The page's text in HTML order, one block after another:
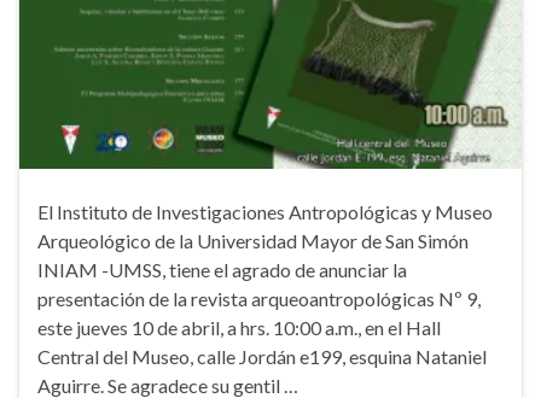
El Instituto de Investigaciones Antropológicas y Museo
Arqueológico de la Universidad Mayor de San Simón
INIAM -UMSS, tiene el agrado de anunciar la
presentación de la revista arqueoantropológicas Nº 9,
este jueves 10 de abril, a hrs. 10:00 a.m., en el Hall
Central del Museo, calle Jordán e199, esquina Nataniel
Aguirre. Se agradece su gentil …